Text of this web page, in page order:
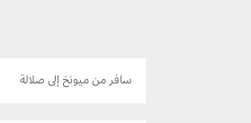
سافر من ميونخ إلى صلالة